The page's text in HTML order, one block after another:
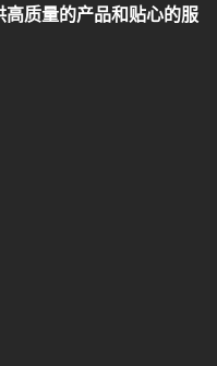
质量的产品和贴心的服